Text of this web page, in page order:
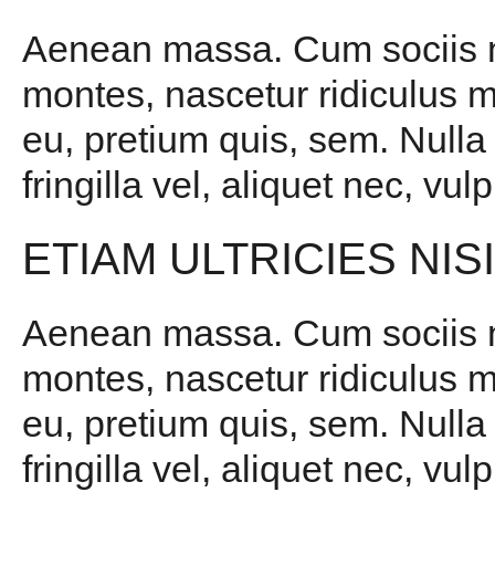
Aenean massa. Cum
montes, nascetur ridiculus
eu, pretium quis, sem.
fringilla vel, aliquet nec,
ETIAM ULTRICIES
Aenean massa. Cum
montes, nascetur ridiculus
eu, pretium quis, sem.
fringilla vel, aliquet nec,